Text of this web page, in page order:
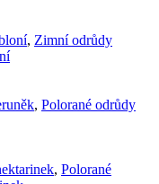
, Zimní odrůdy
, Polorané odrůdy
, Polorané